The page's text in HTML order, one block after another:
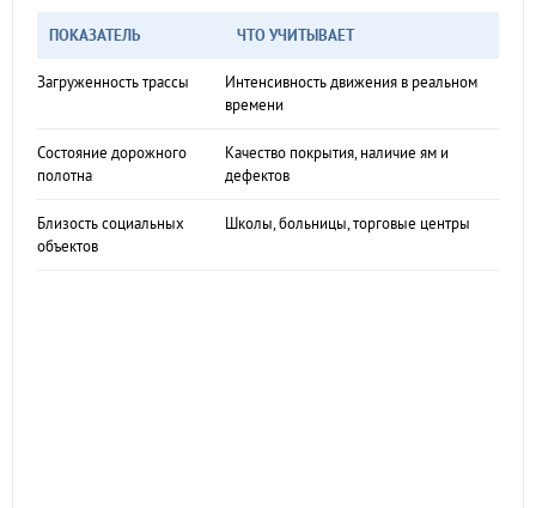
ПОКАЗАТЕЛЬ ЧТО УЧИТЫВАЕТ
Загруженность трассы
Интенсивность движения в реальном
времени
Состояние дорожного
полотна
Качество покрытия, наличие ям и
дефектов
Близость социальных
объектов
Школы, больницы, торговые центры